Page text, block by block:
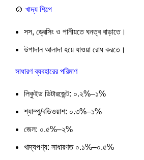
🍲 খাদ্য শিল্পে
সস, ড্রেসিং ও পানীয়তে ঘনত্ব বাড়াতে।
উপাদান আলাদা হয়ে যাওয়া রোধ করতে।
সাধারণ ব্যবহারের পরিমাণ
লিকুইড ডিটারজেন্ট: ০.২%–১%
শ্যাম্পু/বডিওয়াশ: ০.৩%–১%
জেল: ০.৫%–২%
খাদ্যপণ্য: সাধারণত ০.১%–০.৫%